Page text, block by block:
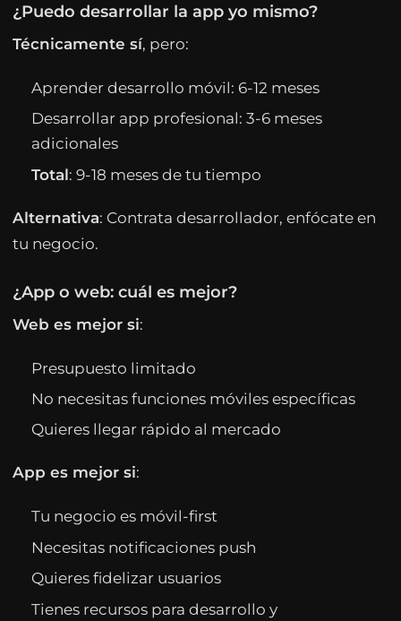
¿Puedo desarrollar la app yo mismo?
Técnicamente sí, pero:
Aprender desarrollo móvil: 6-12 meses
Desarrollar app profesional: 3-6 meses
adicionales
Total: 9-18 meses de tu tiempo
Alternativa: Contrata desarrollador, enfócate en
tu negocio.
¿App o web: cuál es mejor?
Web es mejor si:
Presupuesto limitado
No necesitas funciones móviles específicas
Quieres llegar rápido al mercado
App es mejor si:
Tu negocio es móvil-first
Necesitas notificaciones push
Quieres fidelizar usuarios
Tienes recursos para desarrollo y